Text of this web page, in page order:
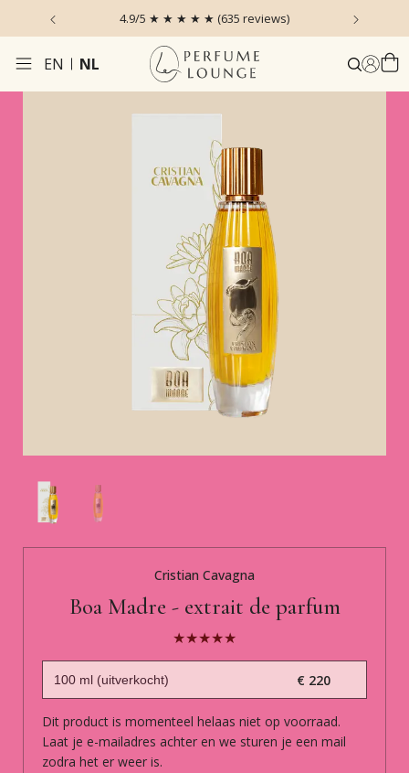
4.9/5 ★ ★ ★ ★ ★ (635 reviews)
EN NL
Cristian Cavagna
Boa Madre - extrait de parfum
€ 220
Dit product is momenteel helaas niet op voorraad.
Laat je e-mailadres achter en we sturen je een mail
zodra het er weer is.